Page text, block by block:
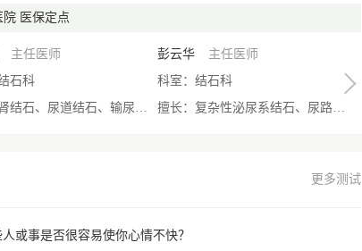
院 医保定点
主任医师
石科
擅长：肾结石、尿道结石、输尿管结石、泌尿结石、膀胱结石泌尿结石等疑难问题
彭云华
主任医师
科室：结石科
擅长：复杂性泌尿系结石、尿路结石的诊治和腔镜内泌尿外科的手术治疗。
更多测试
或事是否很容易使你心情不快？